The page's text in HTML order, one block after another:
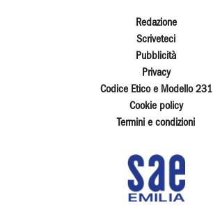
Redazione
Scriveteci
Pubblicità
Privacy
Codice Etico e Modello 231
Cookie policy
Termini e condizioni